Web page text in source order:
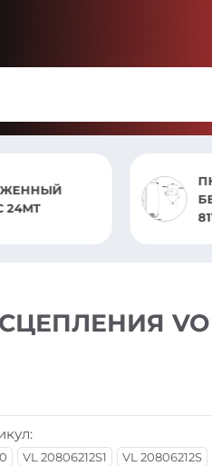
СТАКАНА ST
VL 20806212S1 VL 20806212S